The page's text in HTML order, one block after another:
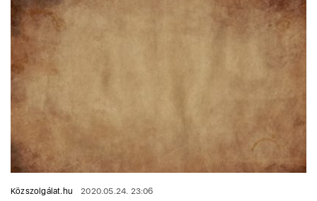
Közszolgálat.hu 2020.05.24. 23:06